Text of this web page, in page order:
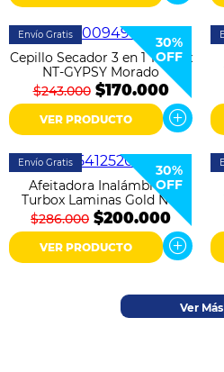
Envío Gratis
30%
OFF
Cepillo Secador 3 en 1 Turbox
NT-GYPSY Morado
$243.000 $170.000
VER PRODUCTO
Envío Gratis
30%
OFF
Afeitadora Inalámbrica
Turbox Laminas Gold NT-
TITANIUM SHAVER
Metalizado
$286.000 $200.000
VER PRODUCTO